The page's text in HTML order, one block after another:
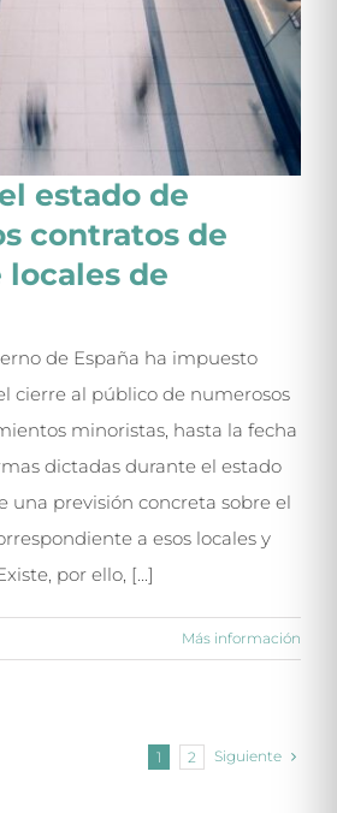
estado de
contratos de
de
de España ha impuesto
cierre al público de numerosos
minoristas, hasta la fecha
dictadas durante el estado
una previsión concreta sobre el
a esos locales y
por ello, [...]
Más información
1 2 Siguiente